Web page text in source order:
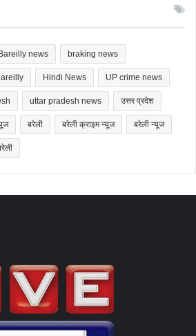
Bareilly news braking news
Hindi News UP crime news
uttar pradesh news उत्तर प्रदेश
बरेली बरेली क्राइम न्यूज बरेली न्यूज